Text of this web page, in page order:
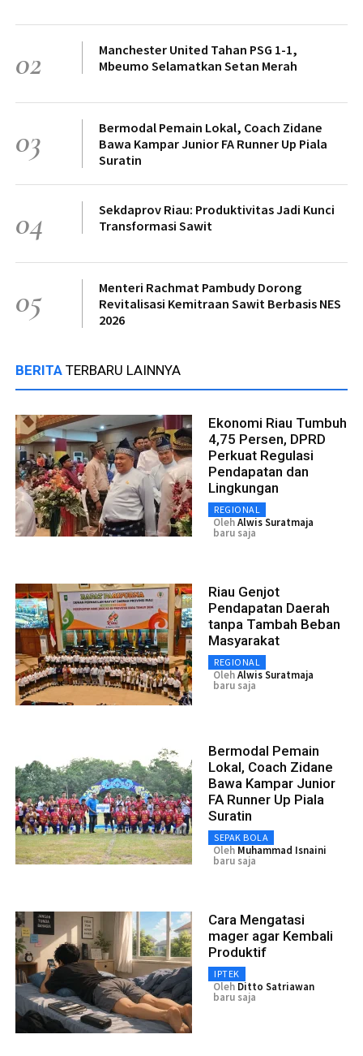
02
Manchester United Tahan PSG 1-1,
Mbeumo Selamatkan Setan Merah
03
Bermodal Pemain Lokal, Coach Zidane
Bawa Kampar Junior FA Runner Up Piala
Suratin
04
Sekdaprov Riau: Produktivitas Jadi Kunci
Transformasi Sawit
05
Menteri Rachmat Pambudy Dorong
Revitalisasi Kemitraan Sawit Berbasis NES
2026
BERITA TERBARU LAINNYA
Ekonomi Riau Tumbuh
4,75 Persen, DPRD
Perkuat Regulasi
Pendapatan dan
Lingkungan
REGIONAL
OlehAlwis Suratmaja
baru saja
Riau Genjot
Pendapatan Daerah
tanpa Tambah Beban
Masyarakat
REGIONAL
OlehAlwis Suratmaja
baru saja
Bermodal Pemain
Lokal, Coach Zidane
Bawa Kampar Junior
FA Runner Up Piala
Suratin
SEPAK BOLA
Oleh Muhammad Isnaini
baru saja
Cara Mengatasi
mager agar Kembali
Produktif
IPTEK
Oleh Ditto Satriawan
baru saja